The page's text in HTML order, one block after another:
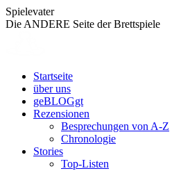
Zum
Inhalt
Spielevater
Die ANDERE Seite der Brettspiele
Startseite
über uns
geBLOGgt
Rezensionen
Besprechungen von A-Z
Chronologie
Stories
Top-Listen